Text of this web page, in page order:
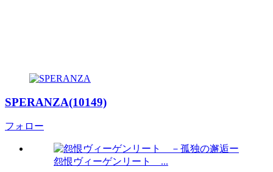
SPERANZA(10149)
フォロー
怨恨ヴィーゲンリート ...